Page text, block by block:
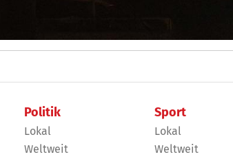
Politik
Lokal
Weltweit
Sport
Lokal
Weltweit